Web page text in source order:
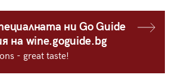
ни Go Guide
на wine.goguide.bg
- great taste!